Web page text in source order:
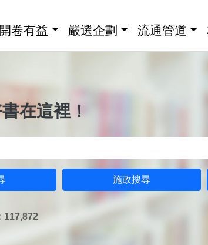
卷有益 嚴選企劃 流通管道
在這裡！
施政搜尋
117,872